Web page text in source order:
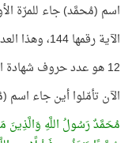
اسم (مُحمَّد) جاء للمرّة
الآية رقمها 144، وهذا العدد = 12 × 12
12 هو عدد حروف شهادة الحق (مُحمَّد رسول الله)!
الآن تأمّلوا أين جاء
مُحَمَّدٌ رَسُولُ اللَّهِ وَالَّذِينَ